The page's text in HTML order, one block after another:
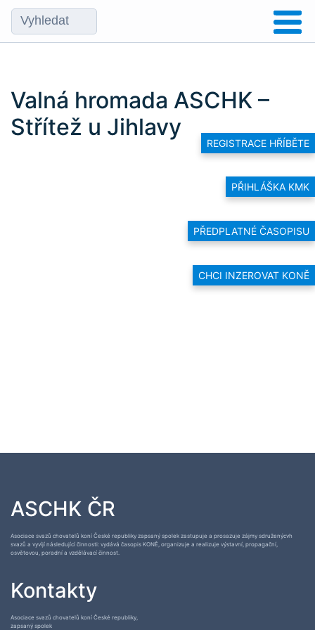
REGISTRACE HŘÍBĚTE
PŘIHLÁŠKA KMK
PŘEDPLATNÉ ČASOPISU
CHCI INZEROVAT KONĚ
Valná hromada ASCHK –
Střítež u Jihlavy
ASCHK ČR
Asociace svazů chovatelů koní České republiky zapsaný spolek zastupuje a prosazuje zájmy sdruženýcvh
svazů a vyvíjí následující činnosti: vydává časopis KONĚ, organizuje a realizuje výstavní, propagační,
osvětovou, poradní a vzdělávací činnost.
Kontakty
Asociace svazů chovatelů koní České republiky,
zapsaný spolek